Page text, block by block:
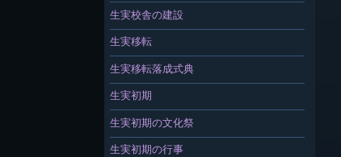
生実校舎の建設
生実移転
生実移転落成式典
生実初期
生実初期の文化祭
生実初期の行事